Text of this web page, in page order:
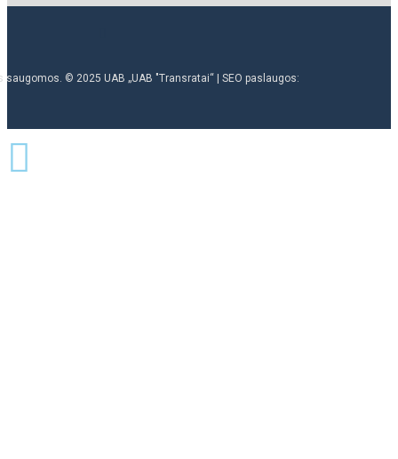
saugomos. © 2025 UAB „UAB "Transratai“ | SEO paslaugos: